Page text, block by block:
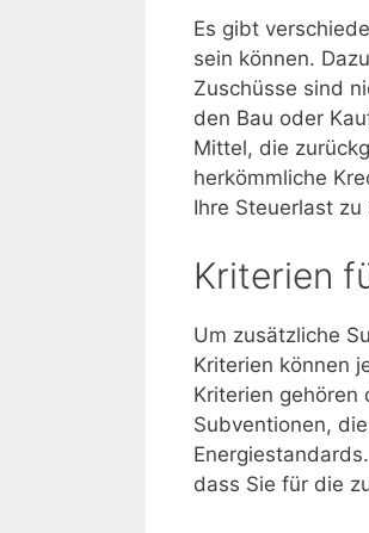
Es gibt
sein können.
Zuschüsse sind
den Bau oder
Mittel, die
herkömmliche
Ihre Steuerlast
Kriterien
Um zusätzliche
Kriterien können
Kriterien gehören
Subventionen,
dass Sie für die